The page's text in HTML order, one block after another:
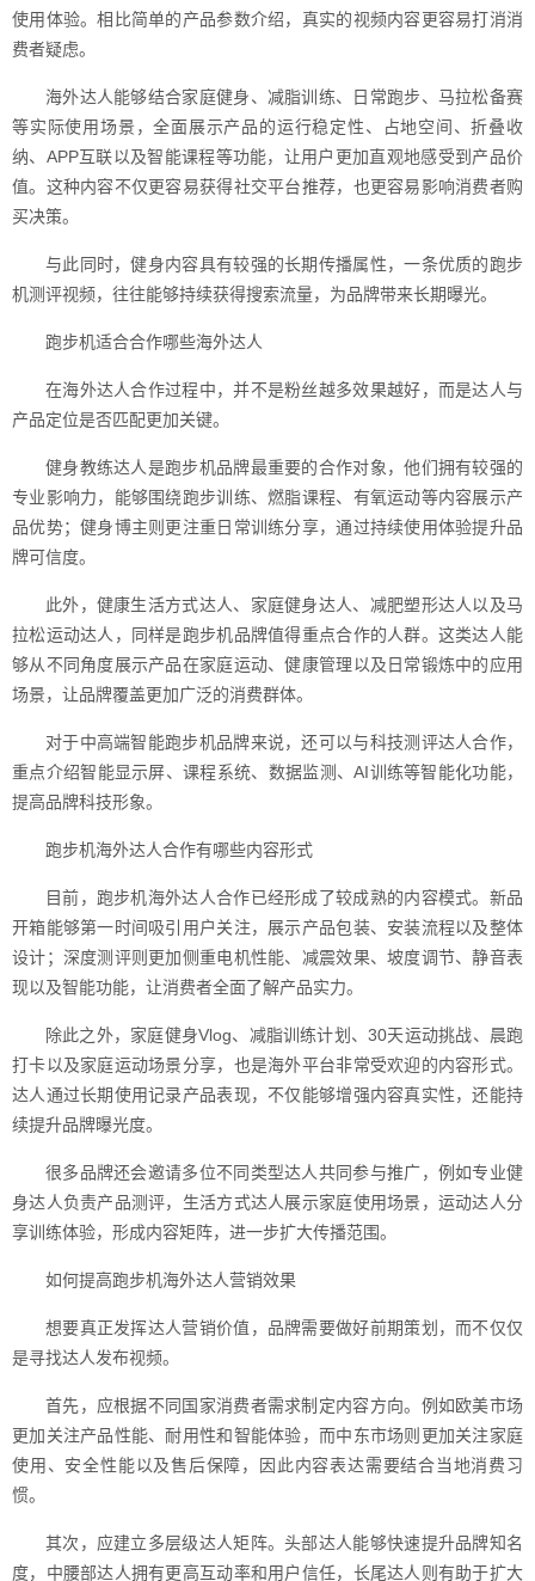
使用体验。相比简单的产品参数介绍，真实的视频内容更容易打消消
费者疑虑。
海外达人能够结合家庭健身、减脂训练、日常跑步、马拉松备赛
等实际使用场景，全面展示产品的运行稳定性、占地空间、折叠收
纳、APP互联以及智能课程等功能，让用户更加直观地感受到产品价
值。这种内容不仅更容易获得社交平台推荐，也更容易影响消费者购
买决策。
与此同时，健身内容具有较强的长期传播属性，一条优质的跑步
机测评视频，往往能够持续获得搜索流量，为品牌带来长期曝光。
跑步机适合合作哪些海外达人
在海外达人合作过程中，并不是粉丝越多效果越好，而是达人与
产品定位是否匹配更加关键。
健身教练达人是跑步机品牌最重要的合作对象，他们拥有较强的
专业影响力，能够围绕跑步训练、燃脂课程、有氧运动等内容展示产
品优势；健身博主则更注重日常训练分享，通过持续使用体验提升品
牌可信度。
此外，健康生活方式达人、家庭健身达人、减肥塑形达人以及马
拉松运动达人，同样是跑步机品牌值得重点合作的人群。这类达人能
够从不同角度展示产品在家庭运动、健康管理以及日常锻炼中的应用
场景，让品牌覆盖更加广泛的消费群体。
对于中高端智能跑步机品牌来说，还可以与科技测评达人合作，
重点介绍智能显示屏、课程系统、数据监测、AI训练等智能化功能，
提高品牌科技形象。
跑步机海外达人合作有哪些内容形式
目前，跑步机海外达人合作已经形成了较成熟的内容模式。新品
开箱能够第一时间吸引用户关注，展示产品包装、安装流程以及整体
设计；深度测评则更加侧重电机性能、减震效果、坡度调节、静音表
现以及智能功能，让消费者全面了解产品实力。
除此之外，家庭健身Vlog、减脂训练计划、30天运动挑战、晨跑
打卡以及家庭运动场景分享，也是海外平台非常受欢迎的内容形式。
达人通过长期使用记录产品表现，不仅能够增强内容真实性，还能持
续提升品牌曝光度。
很多品牌还会邀请多位不同类型达人共同参与推广，例如专业健
身达人负责产品测评，生活方式达人展示家庭使用场景，运动达人分
享训练体验，形成内容矩阵，进一步扩大传播范围。
如何提高跑步机海外达人营销效果
想要真正发挥达人营销价值，品牌需要做好前期策划，而不仅仅
是寻找达人发布视频。
首先，应根据不同国家消费者需求制定内容方向。例如欧美市场
更加关注产品性能、耐用性和智能体验，而中东市场则更加关注家庭
使用、安全性能以及售后保障，因此内容表达需要结合当地消费习
惯。
其次，应建立多层级达人矩阵。头部达人能够快速提升品牌知名
度，中腰部达人拥有更高互动率和用户信任，长尾达人则有助于扩大